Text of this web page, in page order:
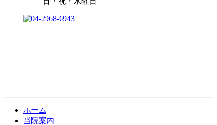
ホーム
当院案内